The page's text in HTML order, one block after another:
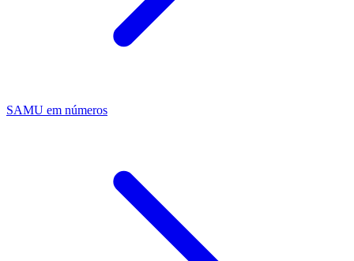
SAMU em números